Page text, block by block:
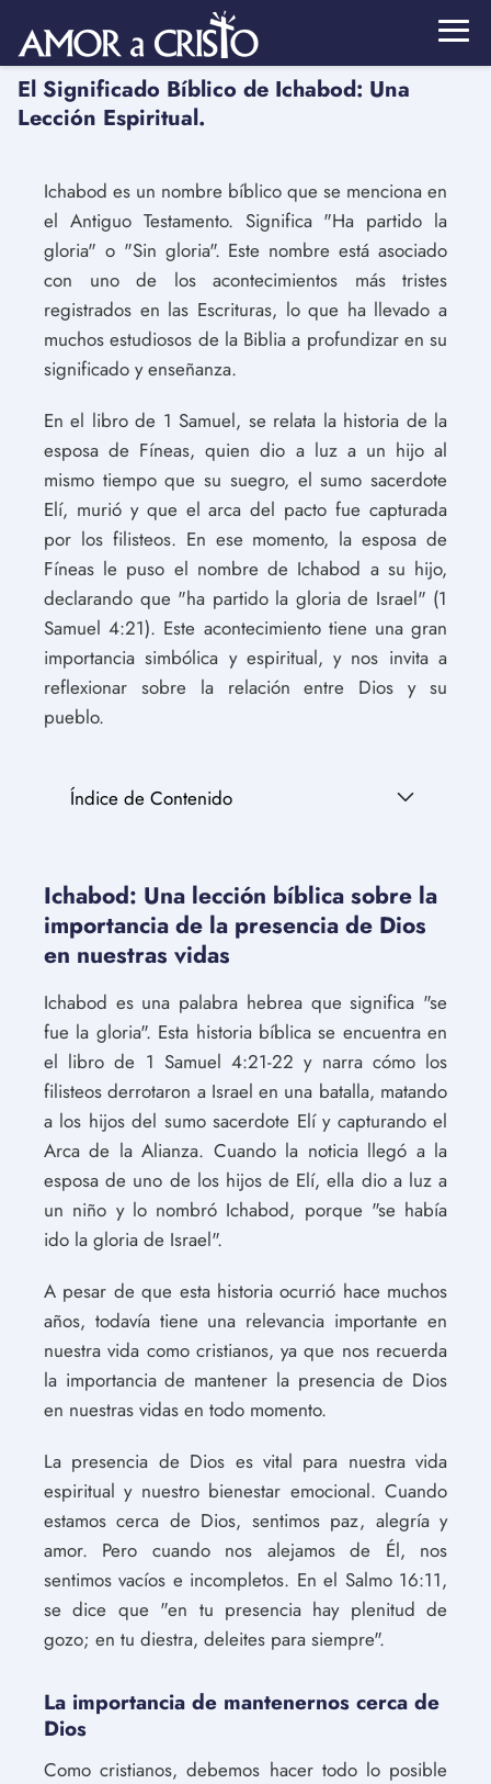
El Significado Bíblico de Ichabod: Una
Lección Espiritual.
Ichabod es un nombre bíblico que se menciona en
el Antiguo Testamento. Significa "Ha partido la
gloria" o "Sin gloria". Este nombre está asociado
con uno de los acontecimientos más tristes
registrados en las Escrituras, lo que ha llevado a
muchos estudiosos de la Biblia a profundizar en su
significado y enseñanza.
En el libro de 1 Samuel, se relata la historia de la
esposa de Fíneas, quien dio a luz a un hijo al
mismo tiempo que su suegro, el sumo sacerdote
Elí, murió y que el arca del pacto fue capturada
por los filisteos. En ese momento, la esposa de
Fíneas le puso el nombre de Ichabod a su hijo,
declarando que "ha partido la gloria de Israel" (1
Samuel 4:21). Este acontecimiento tiene una gran
importancia simbólica y espiritual, y nos invita a
reflexionar sobre la relación entre Dios y su
pueblo.
Índice de Contenido
Ichabod: Una lección bíblica sobre la
importancia de la presencia de Dios
en nuestras vidas
Ichabod es una palabra hebrea que significa "se
fue la gloria". Esta historia bíblica se encuentra en
el libro de 1 Samuel 4:21-22 y narra cómo los
filisteos derrotaron a Israel en una batalla, matando
a los hijos del sumo sacerdote Elí y capturando el
Arca de la Alianza. Cuando la noticia llegó a la
esposa de uno de los hijos de Elí, ella dio a luz a
un niño y lo nombró Ichabod, porque "se había
ido la gloria de Israel".
A pesar de que esta historia ocurrió hace muchos
años, todavía tiene una relevancia importante en
nuestra vida como cristianos, ya que nos recuerda
la importancia de mantener la presencia de Dios
en nuestras vidas en todo momento.
La presencia de Dios es vital para nuestra vida
espiritual y nuestro bienestar emocional. Cuando
estamos cerca de Dios, sentimos paz, alegría y
amor. Pero cuando nos alejamos de Él, nos
sentimos vacíos e incompletos. En el Salmo 16:11,
se dice que "en tu presencia hay plenitud de
gozo; en tu diestra, deleites para siempre".
La importancia de mantenernos cerca de
Dios
Como cristianos, debemos hacer todo lo posible